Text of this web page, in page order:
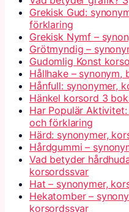
Grekisk Gud:
förklaring
Grekisk Nymf –
Grötmyndig –
Gudomlig Konst
Hållhake – synonym,
Hånfull: synonymer,
Hänkel korsord 3
Har Populär
och förklaring
Härd: synonymer,
Hårdgummi –
Vad betyder
korsordssvar
Hat – synonymer,
Hekatomber –
korsordssvar